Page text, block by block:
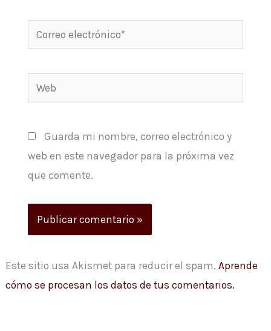
Correo
electrónico*
Web
Guarda mi nombre, correo electrónico y
web en este navegador para la próxima vez
que comente.
Este sitio usa Akismet para reducir el spam.Aprende
cómo se procesan los datos de tus comentarios.